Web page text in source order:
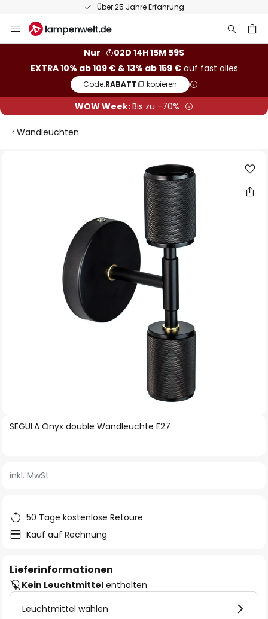
Über 25 Jahre Erfahrung
Inhalt
Nur
02D 14H 15M 58S
EXTRA 10% ab 109 € & 13% ab 159 €auf fast alles
Code:RABATT kopieren
WOW Week:Bis zu -70%
Wandleuchten
Zum
springen
SEGULA Onyx double Wandleuchte E27
inkl. MwSt.
50 Tage kostenlose Retoure
Kauf auf Rechnung
Lieferinformationen
Kein Leuchtmittel enthalten
Leuchtmittel wählen